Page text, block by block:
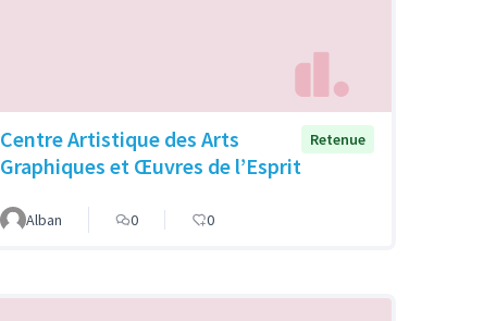
Centre Artistique des Arts
Graphiques et Œuvres de l’Esprit
Retenue
Alban 0 0